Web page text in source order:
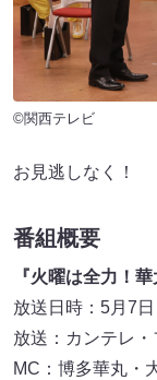
©関西テレビ
お見逃しなく！
番組概要
『火曜は全力！
放送日時：5月7
放送：カンテレ・
MC：博多華丸・